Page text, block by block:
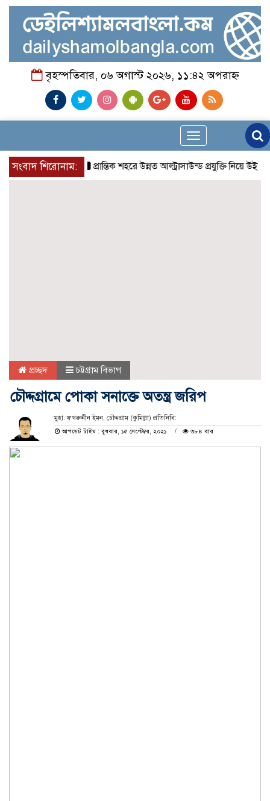
বৃহস্পতিবার, ০৬ অগাস্ট ২০২৬, ১১:৪২ অপরাহ্ন
Toggle
navigation
সংবাদ শিরোনাম:প্রান্তিক শহরে উন্নত আল্ট্রাসাউন্ড প্রযুক্তি নিয়ে উইপ্রো
প্রচ্ছদ চট্টগ্রাম বিভাগ
চৌদ্দগ্রামে পোকা সনাক্তে অতন্ত্র জরিপ
মুহা. ফখরুদ্দীন ইমন, চৌদ্দগ্রাম (কুমিল্লা) প্রতিনিধি:
আপডেট টাইম : বুধবার, ১৫ সেপ্টেম্বর, ২০২১
৩৮৪ বার